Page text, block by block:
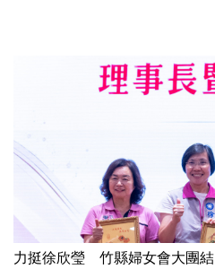
力挺徐欣瑩 竹縣婦女會大團結